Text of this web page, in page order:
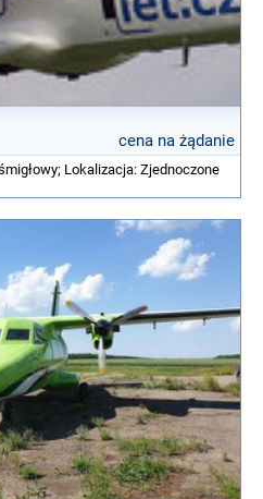
cena na żądanie
Lokalizacja: Zjednoczone